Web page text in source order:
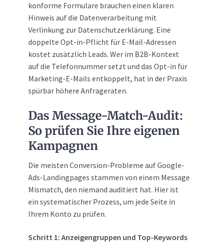
konforme Formulare brauchen einen klaren
Hinweis auf die Datenverarbeitung mit
Verlinkung zur Datenschutzerklärung. Eine
doppelte Opt-in-Pflicht für E-Mail-Adressen
kostet zusätzlich Leads. Wer im B2B-Kontext
auf die Telefonnummer setzt und das Opt-in für
Marketing-E-Mails entkoppelt, hat in der Praxis
spürbar höhere Anfrageraten.
Das Message-Match-Audit:
So prüfen Sie Ihre eigenen
Kampagnen
Die meisten Conversion-Probleme auf Google-
Ads-Landingpages stammen von einem Message
Mismatch, den niemand auditiert hat. Hier ist
ein systematischer Prozess, um jede Seite in
Ihrem Konto zu prüfen.
Schritt 1: Anzeigengruppen und Top-Keywords